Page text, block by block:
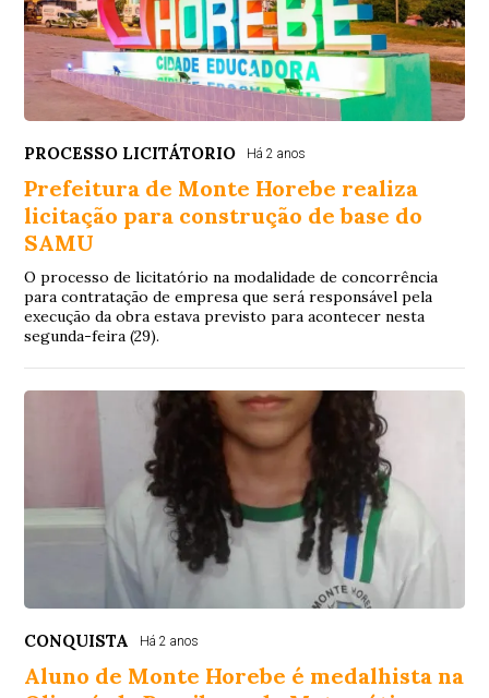
PROCESSO LICITÁTORIO Há 2 anos
Prefeitura de Monte Horebe realiza
licitação para construção de base do
SAMU
O processo de licitatório na modalidade de concorrência
para contratação de empresa que será responsável pela
execução da obra estava previsto para acontecer nesta
segunda-feira (29).
CONQUISTA Há 2 anos
Aluno de Monte Horebe é medalhista na